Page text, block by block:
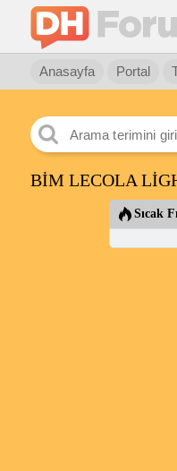
Anasayfa Portal
BİM LECOLA
Sıcak